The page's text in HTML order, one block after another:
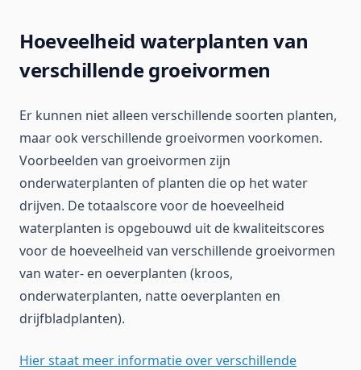
Hoeveelheid waterplanten van
verschillende groeivormen
Er kunnen niet alleen verschillende soorten planten,
maar ook verschillende groeivormen voorkomen.
Voorbeelden van groeivormen zijn
onderwaterplanten of planten die op het water
drijven. De totaalscore voor de hoeveelheid
waterplanten is opgebouwd uit de kwaliteitscores
voor de hoeveelheid van verschillende groeivormen
van water- en oeverplanten (kroos,
onderwaterplanten, natte oeverplanten en
drijfbladplanten).
Hier staat meer informatie over verschillende